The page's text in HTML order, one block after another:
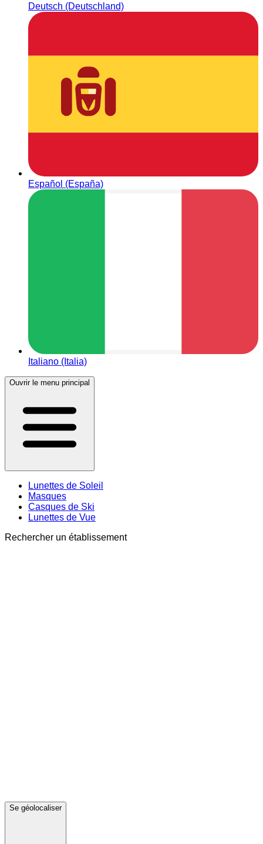
Deutsch (Deutschland)
Español (España)
Italiano (Italia)
Ouvrir le menu principal
Lunettes de Soleil
Masques
Casques de Ski
Lunettes de Vue
Rechercher un établissement
Se géolocaliser